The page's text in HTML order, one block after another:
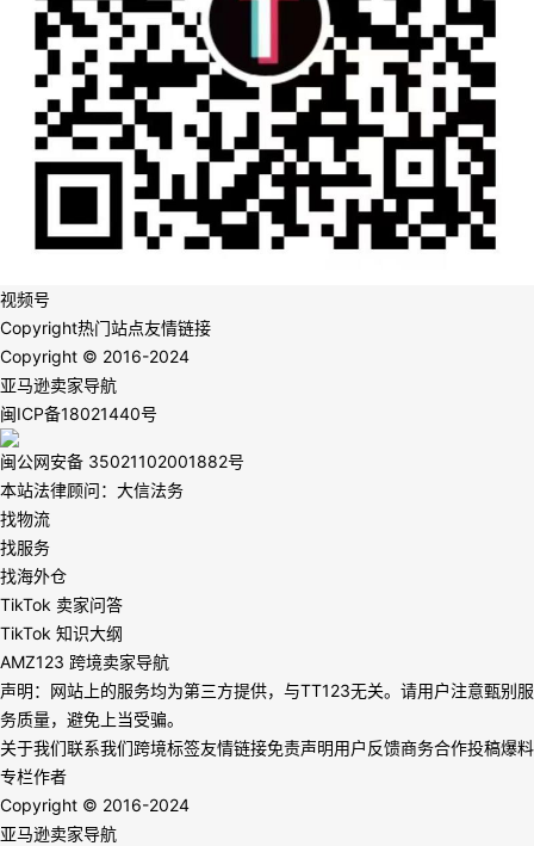
视频号
Copyright热门站点友情链接
Copyright © 2016-2024
亚马逊卖家导航
闽ICP备18021440号
闽公网安备 35021102001882号
本站法律顾问：大信法务
找物流
找服务
找海外仓
TikTok 卖家问答
TikTok 知识大纲
AMZ123 跨境卖家导航
声明：网站上的服务均为第三方提供，与TT123无关。请用户注意甄别服
务质量，避免上当受骗。
关于我们联系我们跨境标签友情链接免责声明用户反馈商务合作投稿爆料
专栏作者
Copyright © 2016-2024
亚马逊卖家导航